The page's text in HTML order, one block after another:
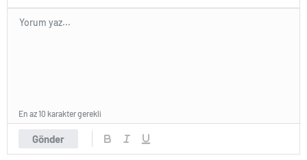
Gönder
En az 10 karakter gerekli